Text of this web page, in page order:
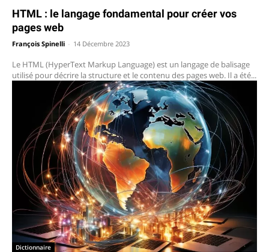
HTML : le langage fondamental pour créer vos
pages web
François Spinelli 14 Décembre 2023
Le HTML (HyperText Markup Language) est un langage de balisage
utilisé pour décrire la structure et le contenu des pages web. Il a été...
Dictionnaire